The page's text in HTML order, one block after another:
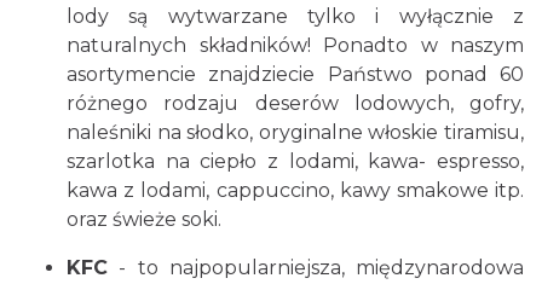
lody są wytwarzane tylko i wyłącznie z
naturalnych składników! Ponadto w naszym
asortymencie znajdziecie Państwo ponad 60
różnego rodzaju deserów lodowych, gofry,
naleśniki na słodko, oryginalne włoskie tiramisu,
szarlotka na ciepło z lodami, kawa- espresso,
kawa z lodami, cappuccino, kawy smakowe itp.
oraz świeże soki.
KFC - to najpopularniejsza, międzynarodowa